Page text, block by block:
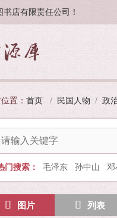
店有限责任公司！
置： 首页 / 民国人物 / 政
门搜索： 毛泽东 孙中山
图片 列表